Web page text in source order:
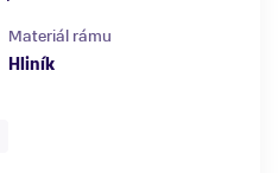
Materiál rámu
Hliník